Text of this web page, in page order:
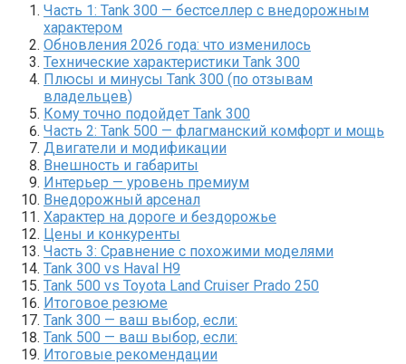
Часть 1: Tank 300 — бестселлер с внедорожным
характером
Обновления 2026 года: что изменилось
Технические характеристики Tank 300
Плюсы и минусы Tank 300 (по отзывам
владельцев)
Кому точно подойдет Tank 300
Часть 2: Tank 500 — флагманский комфорт и мощь
Двигатели и модификации
Внешность и габариты
Интерьер — уровень премиум
Внедорожный арсенал
Характер на дороге и бездорожье
Цены и конкуренты
Часть 3: Сравнение с похожими моделями
Tank 300 vs Haval H9
Tank 500 vs Toyota Land Cruiser Prado 250
Итоговое резюме
Tank 300 — ваш выбор, если:
Tank 500 — ваш выбор, если:
Итоговые рекомендации